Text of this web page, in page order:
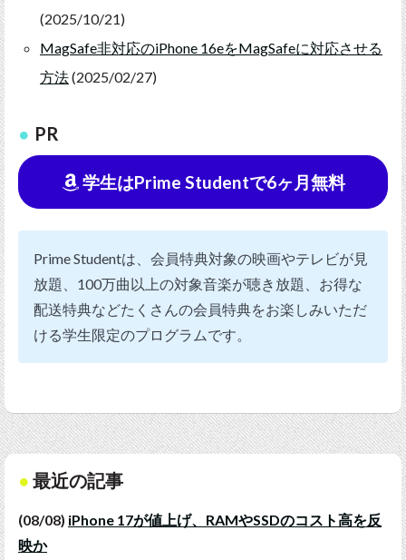
(2025/10/21)
MagSafe非対応のiPhone 16eをMagSafeに対応させる
方法(2025/02/27)
PR
学生はPrime Studentで6ヶ月無料
Prime Studentは、会員特典対象の映画やテレビが見
放題、100万曲以上の対象音楽が聴き放題、お得な
配送特典などたくさんの会員特典をお楽しみいただ
ける学生限定のプログラムです。
最近の記事
(08/08) iPhone 17が値上げ、RAMやSSDのコスト高を反
映か